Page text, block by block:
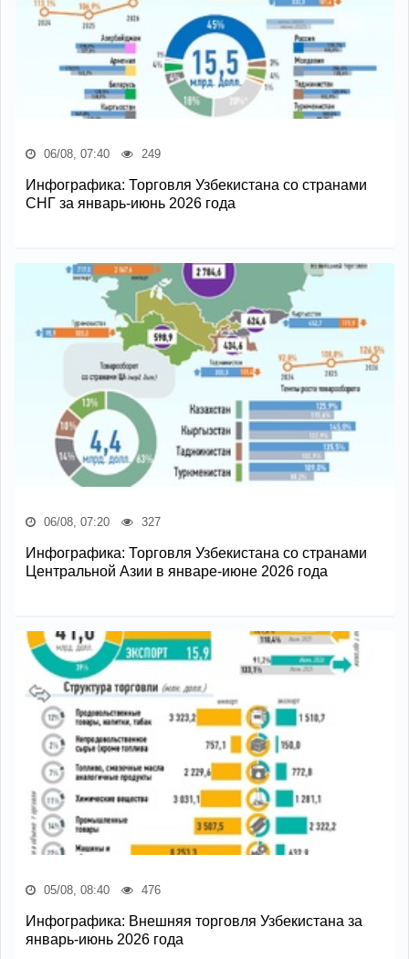
06/08, 07:40 249
Инфографика: Торговля Узбекистана со странами
СНГ за январь-июнь 2026 года
06/08, 07:20 327
Инфографика: Торговля Узбекистана со странами
Центральной Азии в январе-июне 2026 года
05/08, 08:40 476
Инфографика: Внешняя торговля Узбекистана за
январь-июнь 2026 года